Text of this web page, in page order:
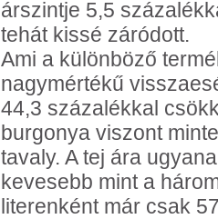
árszintje 5,5
tehát kissé záródott.
Ami a különböző
nagymértékű
44,3 százalékkal
burgonya viszont
tavaly. A tej ára
kevesebb mint a
literenként már csak